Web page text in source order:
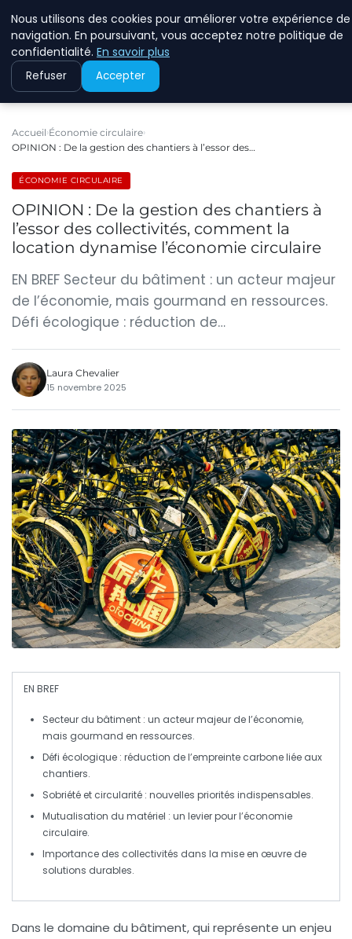
Accueil Économie circulaire
OPINION : De la gestion des chantiers à l’essor des…
ÉCONOMIE CIRCULAIRE
OPINION : De la gestion des chantiers à
l’essor des collectivités, comment la
location dynamise l’économie circulaire
EN BREF Secteur du bâtiment : un acteur majeur
de l’économie, mais gourmand en ressources.
Défi écologique : réduction de…
Laura Chevalier
15 novembre 2025
EN BREF
Secteur du bâtiment : un acteur majeur de l’économie,
mais gourmand en ressources.
Défi écologique : réduction de l’empreinte carbone liée aux
chantiers.
Sobriété et circularité : nouvelles priorités indispensables.
Mutualisation du matériel : un levier pour l’économie
circulaire.
Importance des collectivités dans la mise en œuvre de
solutions durables.
Dans le domaine du bâtiment, qui représente un enjeu
Nous utilisons des cookies pour améliorer votre expérience de
navigation. En poursuivant, vous acceptez notre politique de
confidentialité. En savoir plus
Refuser Accepter